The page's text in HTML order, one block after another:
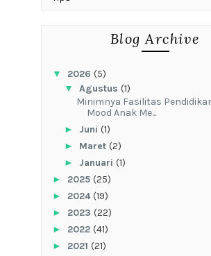
Blog Archive
▼ 2026 (5)
▼ Agustus (1)
‎Minimnya Fasilitas
Mood Anak Me...
► Juni (1)
► Maret (2)
► Januari (1)
► 2025 (25)
► 2024(19)
► 2023 (22)
► 2022 (41)
► 2021 (21)